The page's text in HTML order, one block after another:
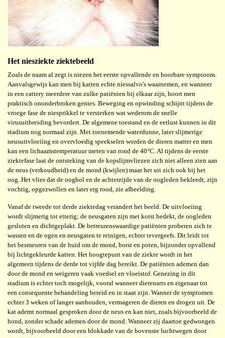
Het niesziekte ziektebeeld
Zoals de naam al zegt is niezen het eerste opvallende en hoorbare symptoom.
Aanvalsgewijs kan men bij katten echte niessalvo's waarnemen, en wanneer
in een cattery meerdere van zulke patiënten bij elkaar zijn, hoort men
praktisch ononderbroken genies. Beweging en opwinding schijnt tijdens de
vroege fase de niesprikkel te versterken wat wederom de snelle
virusuitbreiding bevordert. De algemene toestand en de eetlust kunnen in dit
stadium nog normaal zijn. Met toenemende waterdunne, later slijmerige
neusuitvloeiing en overvloedig speekselen worden de dieren matter en men
kan een lichaamstemperatuur meten van rond de 40°C. Al tijdens de eerste
ziektefase laat de ontsteking van de kopslijmvliezen zich niet alleen zien aan
de neus (verkoudheid) en de mond (kwijlen) maar het uit zich ook bij het
oog. Het vlies dat de oogbol en de achterzijde van de oogleden bekleedt, zijn
vochtig, opgezwollen en later erg rood, zie afbeelding.
Vanaf de tweede tot derde ziektedag verandert het beeld. De uitvloeiing
wordt slijmerig tot etterig; de neusgaten zijn met korst bedekt, de oogleden
gesloten en dichtgeplakt. De betreurenswaardige patiënten proberen zich te
wassen en de ogen en neusgaten te reinigen, echter tevergeefs. Dit leidt tot
het besmeuren van de huid om de mond, borst en poten, bijzonder opvallend
bij lichtgekleurde katten. Het hoogtepunt van de ziekte wordt in het
algemeen tijdens de derde tot vijfde dag bereikt. De patiënten ademen dan
door de mond en weigeren vaak voedsel en vloeistof. Genezing in dit
stadium is echter toch mogelijk, vooral wanneer dierenarts en eigenaar tot
een consequente behandeling bereid en in staat zijn. Wanner de symptomen
echter 3 weken of langer aanhouden, vermageren de dieren en drogen uit. De
kat ademt normaal gesproken door de neus en kan niet, zoals bijvoorbeeld de
hond, zonder schade ademen door de mond. Wanneer zij daartoe gedwongen
wordt, bijvoorbeeld door een blokkade van de bovenste luchtwegen door